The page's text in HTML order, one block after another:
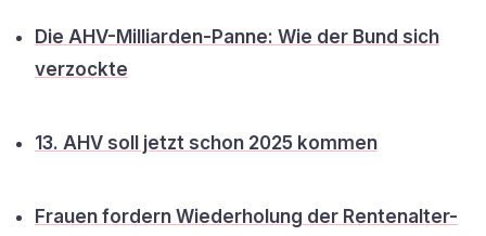
Die AHV-Milliarden-Panne: Wie der Bund sich
verzockte
13. AHV soll jetzt schon 2025 kommen
Frauen fordern Wiederholung der Rentenalter-